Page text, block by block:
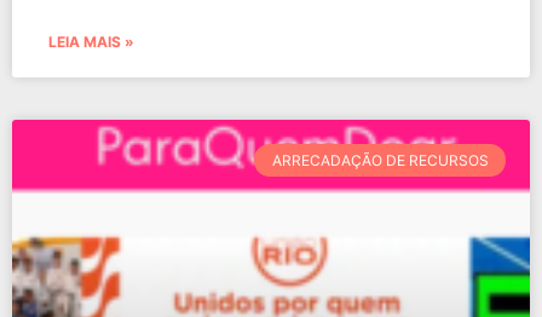
LEIA MAIS »
ARRECADAÇÃO DE RECURSOS